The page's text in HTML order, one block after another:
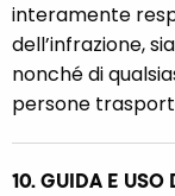
interamente
dell’infrazione,
nonché di
persone
10. GUIDA E USO